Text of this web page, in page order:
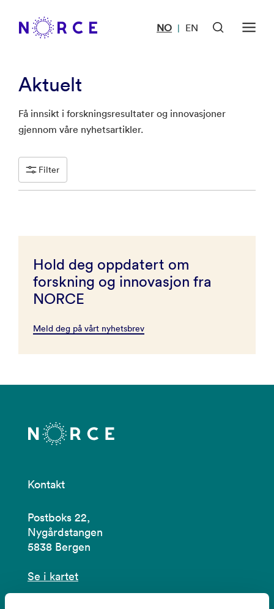
NO | EN
Aktuelt
Få innsikt i forskningsresultater og innovasjoner
gjennom våre nyhetsartikler.
Filter
Hold deg oppdatert om
forskning og innovasjon fra
NORCE
Meld deg på vårt nyhetsbrev
Kontakt
Postboks 22,
Nygårdstangen
5838 Bergen
Se i kartet